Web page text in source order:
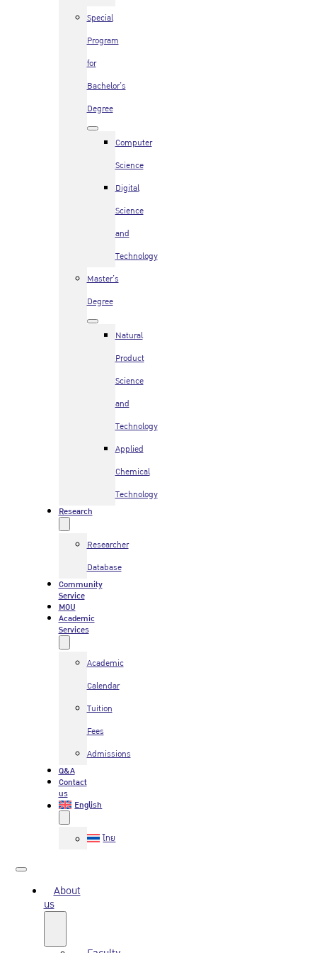
Special
Program
for
Bachelor’s
Degree
Computer
Science
Digital
Science
and
Technology
Master’s
Degree
Natural
Product
Science
and
Technology
Applied
Chemical
Technology
Research
Researcher
Database
Community
Service
MOU
Academic
Services
Academic
Calendar
Tuition
Fees
Admissions
Q&A
Contact
us
English
ไทย
About
us